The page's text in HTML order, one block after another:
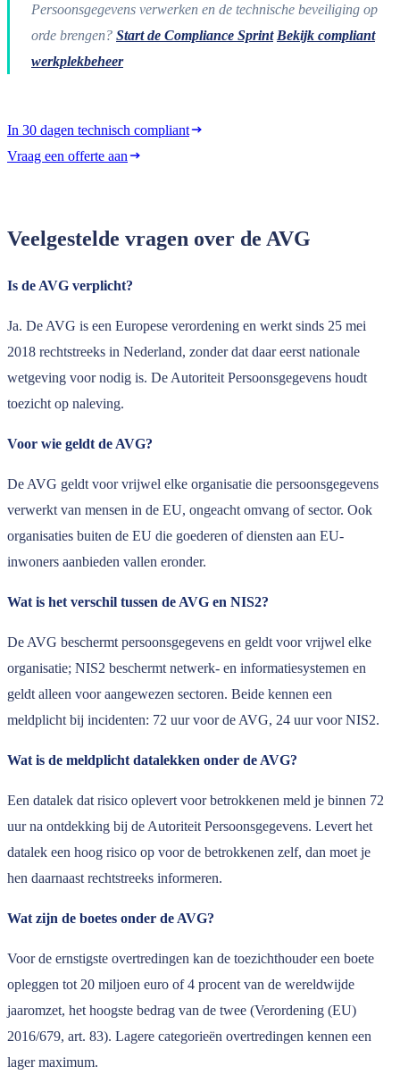
Persoonsgegevens verwerken en de technische beveiliging op
orde brengen? Start de Compliance Sprint Bekijk compliant
werkplekbeheer
In 30 dagen technisch compliant
Vraag een offerte aan
Veelgestelde vragen over de AVG
Is de AVG verplicht?
Ja. De AVG is een Europese verordening en werkt sinds 25 mei
2018 rechtstreeks in Nederland, zonder dat daar eerst nationale
wetgeving voor nodig is. De Autoriteit Persoonsgegevens houdt
toezicht op naleving.
Voor wie geldt de AVG?
De AVG geldt voor vrijwel elke organisatie die persoonsgegevens
verwerkt van mensen in de EU, ongeacht omvang of sector. Ook
organisaties buiten de EU die goederen of diensten aan EU-
inwoners aanbieden vallen eronder.
Wat is het verschil tussen de AVG en NIS2?
De AVG beschermt persoonsgegevens en geldt voor vrijwel elke
organisatie; NIS2 beschermt netwerk- en informatiesystemen en
geldt alleen voor aangewezen sectoren. Beide kennen een
meldplicht bij incidenten: 72 uur voor de AVG, 24 uur voor NIS2.
Wat is de meldplicht datalekken onder de AVG?
Een datalek dat risico oplevert voor betrokkenen meld je binnen 72
uur na ontdekking bij de Autoriteit Persoonsgegevens. Levert het
datalek een hoog risico op voor de betrokkenen zelf, dan moet je
hen daarnaast rechtstreeks informeren.
Wat zijn de boetes onder de AVG?
Voor de ernstigste overtredingen kan de toezichthouder een boete
opleggen tot 20 miljoen euro of 4 procent van de wereldwijde
jaaromzet, het hoogste bedrag van de twee (Verordening (EU)
2016/679, art. 83). Lagere categorieën overtredingen kennen een
lager maximum.